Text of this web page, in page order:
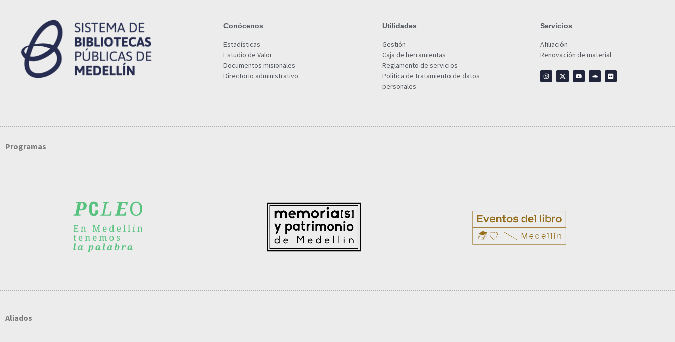
Conócenos
Estadísticas
Estudio de Valor
Documentos misionales
Directorio administrativo
Utilidades
Gestión
Caja de herramientas
Reglamento de servicios
Política de tratamiento de datos
personales
Servicios
Afiliación
Renovación de material
Programas
Aliados